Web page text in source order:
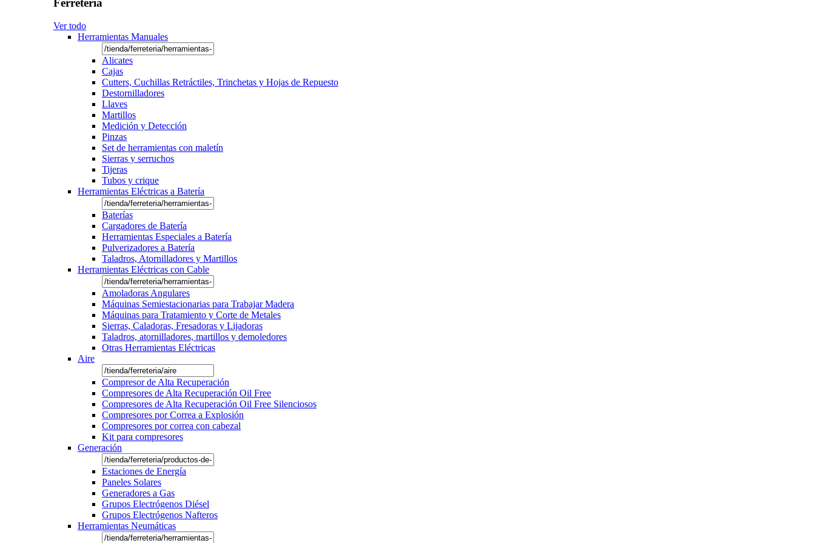
Ferretería
Ver todo
Herramientas Manuales
Alicates
Cajas
Cutters, Cuchillas Retráctiles, Trinchetas y Hojas de Repuesto
Destornilladores
Llaves
Martillos
Medición y Detección
Pinzas
Set de herramientas con maletín
Sierras y serruchos
Tijeras
Tubos y crique
Herramientas Eléctricas a Batería
Baterías
Cargadores de Batería
Herramientas Especiales a Batería
Pulverizadores a Batería
Taladros, Atornilladores y Martillos
Herramientas Eléctricas con Cable
Amoladoras Angulares
Máquinas Semiestacionarias para Trabajar Madera
Máquinas para Tratamiento y Corte de Metales
Sierras, Caladoras, Fresadoras y Lijadoras
Taladros, atornilladores, martillos y demoledores
Otras Herramientas Eléctricas
Aire
Compresor de Alta Recuperación
Compresores de Alta Recuperación Oil Free
Compresores de Alta Recuperación Oil Free Silenciosos
Compresores por Correa a Explosión
Compresores por correa con cabezal
Kit para compresores
Generación
Estaciones de Energía
Paneles Solares
Generadores a Gas
Grupos Electrógenos Diésel
Grupos Electrógenos Nafteros
Herramientas Neumáticas